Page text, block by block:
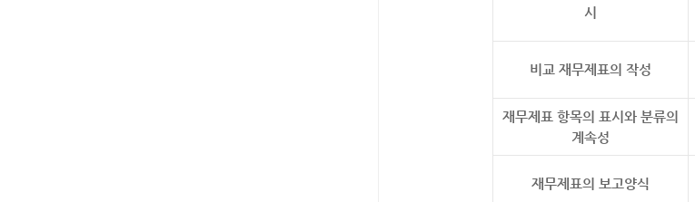
시
비교 재무제표의 작성
재무제표 항목의 표시와 분류의
계속성
재무제표의 보고양식